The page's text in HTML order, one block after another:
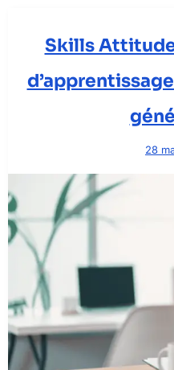
Skills
28